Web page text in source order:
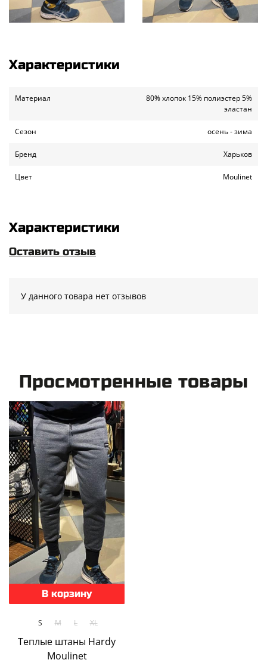
Характеристики
Материал
80% хлопок 15% полиэстер 5%
эластан
Сезон осень - зима
Бренд Харьков
Цвет Moulinet
Характеристики
Оставить отзыв
У данного товара нет отзывов
Просмотренные товары
В корзину
S M L XL
Теплые штаны Hardy
Moulinet